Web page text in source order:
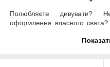
Полюбляєте дивувати?
оформлення власного свята?
стопроцентно ваш вибір!